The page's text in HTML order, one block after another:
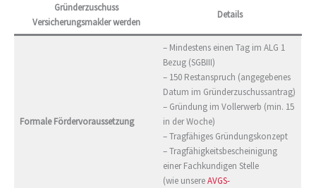
Gründerzuschuss
Versicherungsmakler werden
Details
Formale Fördervoraussetzung
– Mindestens einen Tag im ALG 1
Bezug (SGBIII)
– 150 Restanspruch (angegebenes
Datum im Gründerzuschussantrag)
– Gründung im Vollerwerb (min. 15
in der Woche)
– Tragfähiges Gründungskonzept
– Tragfähigkeitsbescheinigung
einer Fachkundigen Stelle
(wie unsereAVGS-